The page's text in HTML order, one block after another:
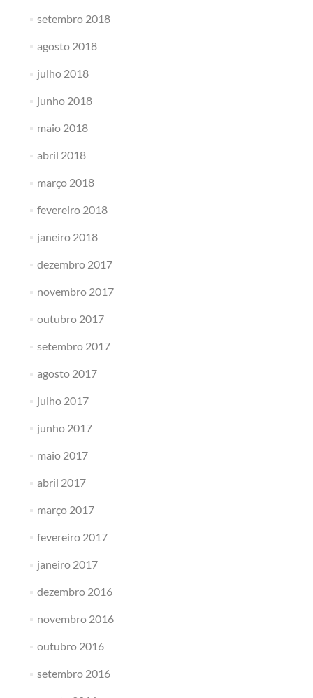
setembro 2018
agosto 2018
julho 2018
junho 2018
maio 2018
abril 2018
março 2018
fevereiro 2018
janeiro 2018
dezembro 2017
novembro 2017
outubro 2017
setembro 2017
agosto 2017
julho 2017
junho 2017
maio 2017
abril 2017
março 2017
fevereiro 2017
janeiro 2017
dezembro 2016
novembro 2016
outubro 2016
setembro 2016